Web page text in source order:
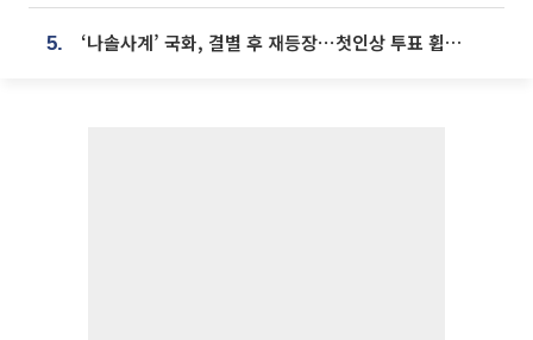
5. ‘나솔사계’ 국화, 결별 후 재등장⋯첫인상 투표 휩쓸고 ‘인기녀’ 등극